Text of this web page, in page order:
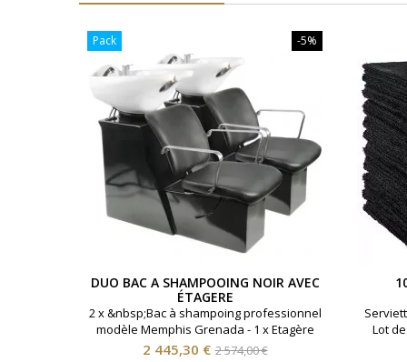
-5%
Pack
DUO BAC A SHAMPOOING NOIR AVEC
ÉTAGERE
2 x &nbsp;Bac à shampoing professionnel
modèle Memphis Grenada - 1 x Etagère
inter bac
Prix
2 445,30 € Prix
2 574,00 €
Lot